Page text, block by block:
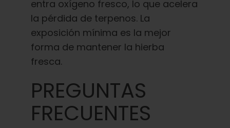
entra oxígeno fresco, lo que acelera
la pérdida de terpenos. La
exposición mínima es la mejor
forma de mantener la hierba
fresca.
PREGUNTAS
FRECUENTES